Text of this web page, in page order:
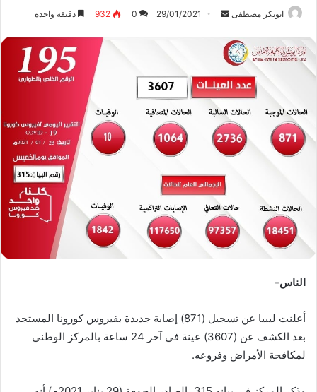
ابوبكر مصطفى
ب
ر
ي
د
ا
ل
ك
ت
ر
و
29/01/2021
0
932 دقيقة واحدة
الناس-
أعلنت ليبيا عن تسجيل (871) إصابة جديدة بفيروس كورونا المستجد
بعد الكشف عن (3607) عينة في آخر 24 ساعة بالمركز الوطني
لمكافحة الأمراض وفروعه.